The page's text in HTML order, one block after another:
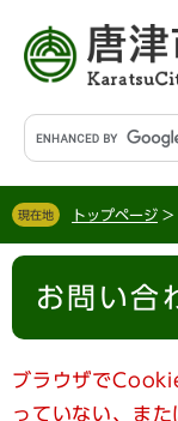
す
。
し
て
文
G
o
g
l
ス
検
現在地 トップページ >
本
お問い合
ブラウザで
っていない、ま